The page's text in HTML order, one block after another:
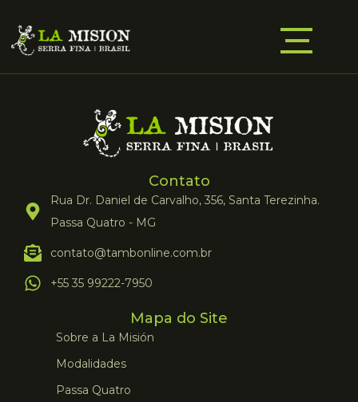
Contato
Rua Dr. Daniel de Carvalho, 356, Santa Terezinha.
Passa Quatro - MG
contato@tambonline.com.br
+55 35 99222-7950
Mapa do Site
Sobre a La Misión
Modalidades
Passa Quatro